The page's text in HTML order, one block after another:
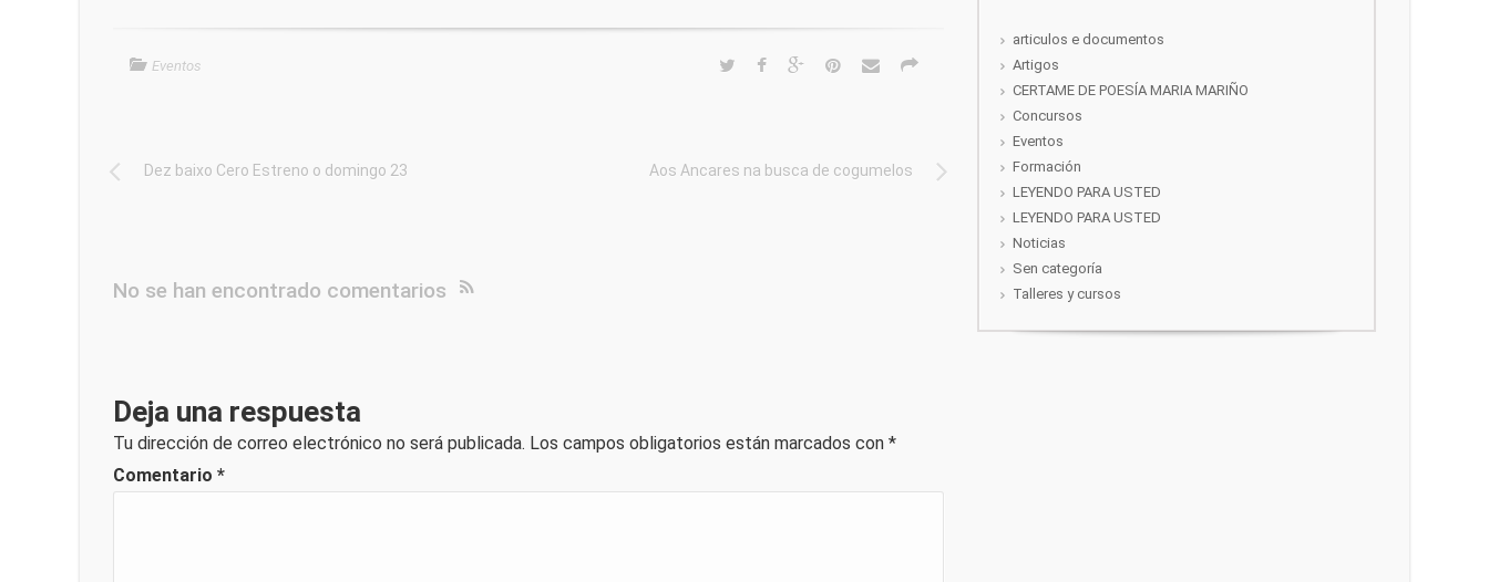
Eventos
Dez baixo Cero Estreno o domingo 23 Aos Ancares na busca de cogumelos
No se han encontrado comentarios
Deja una respuesta
Tu dirección de correo electrónico no será publicada. Los campos obligatorios están marcados con *
Comentario *
articulos e documentos
Artigos
CERTAME DE POESÍA MARIA MARIÑO
Concursos
Eventos
Formación
LEYENDO PARA USTED
LEYENDO PARA USTED
Noticias
Sen categoría
Talleres y cursos